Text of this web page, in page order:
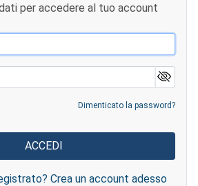
per accedere al tuo account
Dimenticato la password?
Crea un account adesso